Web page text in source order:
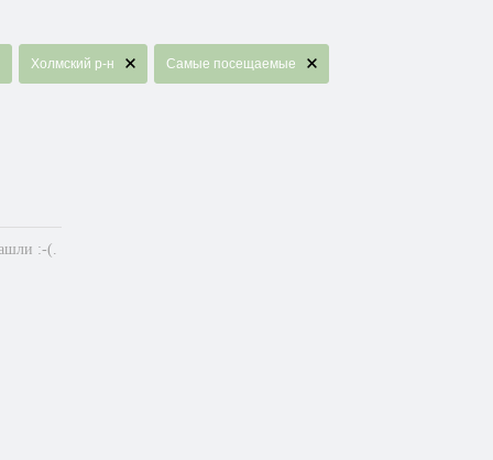
Холмский р-н Самые посещаемые
:-(.